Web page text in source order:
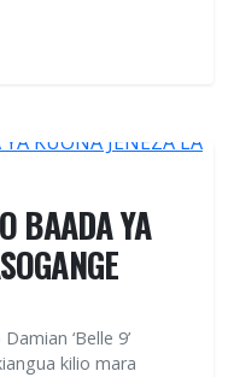
BAADA YA
‘Belle 9’
kilio mara